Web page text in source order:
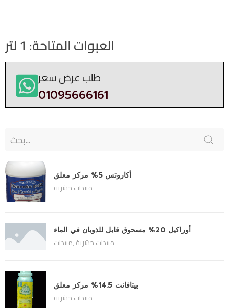
العبوات المتاحة: 1 لتر
طلب عرض سعر
01095666161
أكاروتس 5% مركز معلق
مبيدات حشرية
أوراكيل 20% مسحوق قابل للذوبان في الماء
مبيدات, مبيدات حشرية
بيتافانت 14.5% مركز معلق
مبيدات حشرية